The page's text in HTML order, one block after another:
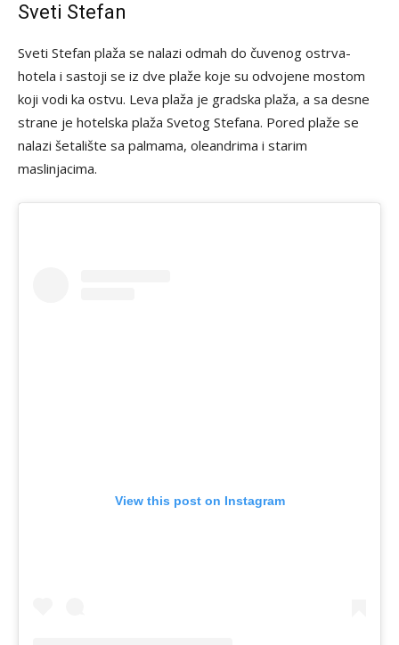
Sveti Stefan
Sveti Stefan plaža se nalazi odmah do čuvenog ostrva-
hotela i sastoji se iz dve plaže koje su odvojene mostom
koji vodi ka ostvu. Leva plaža je gradska plaža, a sa desne
strane je hotelska plaža Svetog Stefana. Pored plaže se
nalazi šetalište sa palmama, oleandrima i starim
maslinjacima.
View this post on Instagram